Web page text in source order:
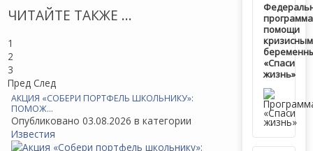
ЧИТАЙТЕ ТАКЖЕ ...
1
2
3
Пред След
АКЦИЯ «СОБЕРИ ПОРТФЕЛЬ ШКОЛЬНИКУ»:
ПОМОЖ…
Опубликовано 03.08.2026 в категории
Известия
программа
помощи
кризисным
«Спаси
жизнь»